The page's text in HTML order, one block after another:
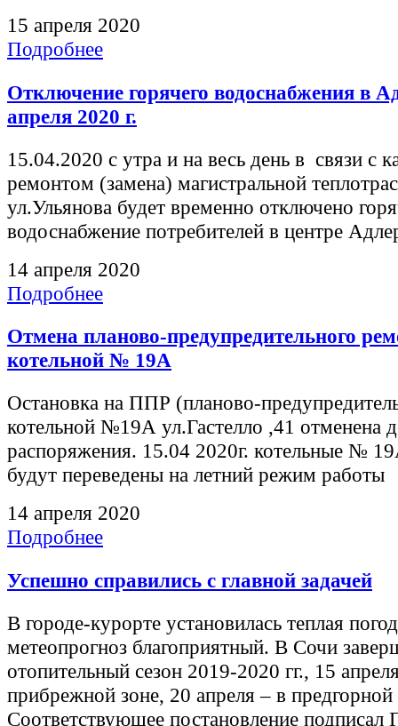
15 апреля 2020
Подробнее
Отключение горячего водоснабжения в
апреля 2020 г.
15.04.2020 с утра и на весь день в связи с
ремонтом (замена) магистральной
ул.Ульянова будет временно отключено
водоснабжение потребителей в центре
14 апреля 2020
Подробнее
Отмена планово-предупредительного
котельной № 19А
Остановка на ППР (планово-
котельной №19А ул.Гастелло ,41 отменена
распоряжения. 15.04 2020г. котельные №
будут переведены на летний режим работы
14 апреля 2020
Подробнее
Успешно справились с главной задачей
В городе-курорте установилась теплая
метеопрогноз благоприятный. В Сочи
отопительный сезон 2019-2020 гг., 15
прибрежной зоне, 20 апреля – в предгорной
Соответствующее постановление подписал